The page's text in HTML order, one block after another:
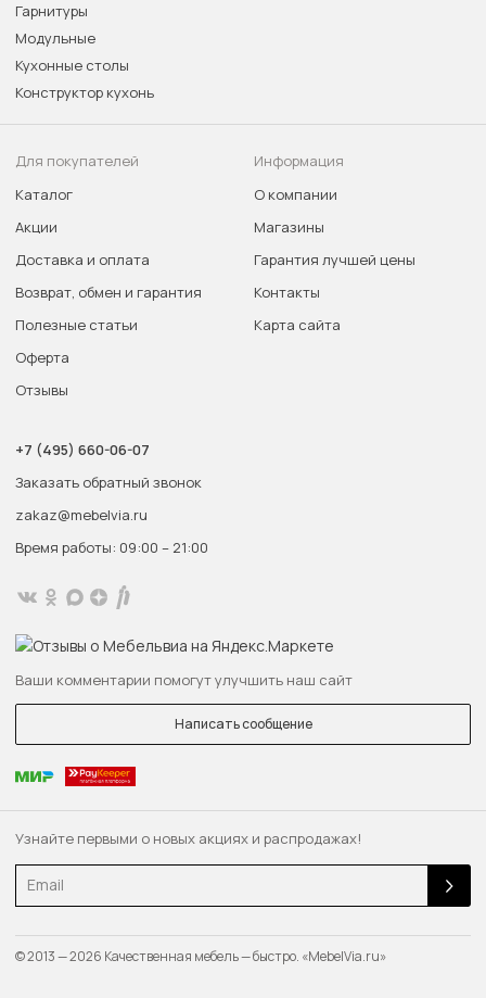
Узнайте первыми о новых акциях и распродажах!
Email
Гарнитуры
Модульные
Кухонные столы
Конструктор кухонь
Для покупателей
Каталог
Акции
Доставка и оплата
Возврат, обмен и гарантия
Полезные статьи
Оферта
Отзывы
Информация
О компании
Магазины
Гарантия лучшей цены
Контакты
Карта сайта
+7 (495) 660-06-07
Заказать обратный звонок
zakaz@mebelvia.ru
Время работы: 09:00 – 21:00
Ваши комментарии помогут улучшить наш сайт
Написать сообщение
© 2013 — 2026 Качественная мебель — быстро. «MebelVia.ru»